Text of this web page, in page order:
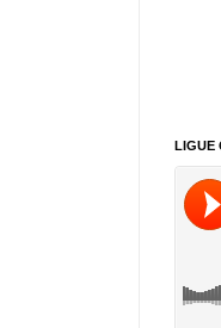
LIGUE